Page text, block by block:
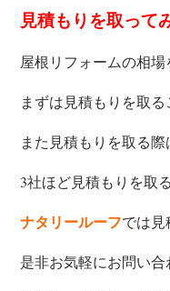
見積もりを取って
屋根リフォームの相
まずは見積もりを取
また見積もりを取る際
3社ほど見積もりを取
ナタリールーフでは
是非お気軽にお問い合